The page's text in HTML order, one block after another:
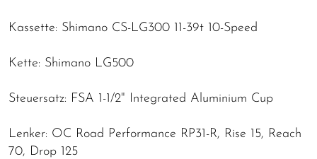
Kassette: Shimano CS-LG300 11-39t 10-Speed
Kette: Shimano LG500
Steuersatz: FSA 1-1/2" Integrated Aluminium Cup
Lenker: OC Road Performance RP31-R, Rise 15, Reach
70, Drop 125